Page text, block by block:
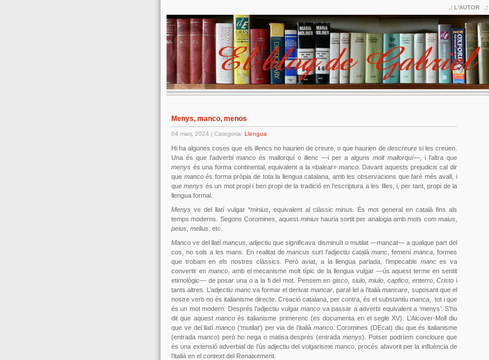
L'AUTOR
Menys, manco, menos
04 març 2024 | Categoria: Llengua
Hi ha algunes coses que els illencs no haurien de creure, o que haurien de descreuresi les creuen.
Una és que l’adverbi manco és mallorquí o illenc —i per a alguns molt mallorquí—, i l’altra que
menys és una forma continental, equivalent a la «balear» manco. Davant aquests prejudicis cal dir
que mancoés forma pròpia de tota la llengua catalana, amb les observacions que faré més avall, i
quemenys és un mot propi i ben propi de la tradició en l’escriptura a les Illes, i, per tant, propi de la
llengua formal.
Menys ve del llatí vulgar *minius , equivalent al clàssicminus
. És mot general en català fins als
temps moderns. Segons Coromines, aquest minius hauria sortit per analogia amb mots commaius
peius melius . etc.
Manco ve del llatímancus , adjectiu que significava disminuït o mutilat —mancat— a qualque part del
cos, no sols a les mans. En realitat demancus surt l’adjectiu catalàmanc , femenímanca , formes
que trobam en els nostres clàssics. Però aviat, a la llengua parlada, l’impecable mances va
convertir en manco, amb el mecanisme molt típic de la llengua vulgar —ús aquest terme en sentit
etimològic— de posar una oa la fi del mot. Pensem engisco siulo,miulo ,capfico enterro,Cristo i
tants altres. L’adjectiu mancva formar el derivat mancar, paral·lel a l’italiàmancare , suposant que el
nostre verb no és italianisme directe. Creació catalana, per contra, és el substantiu manca , tot i que
és un mot modern. Després l’adjectiu vulgarmanco va passar a adverbi equivalent a ‘menys’. S’ha
dit que aquest mancoés italianisme primerenc (es documenta en el segle XV). L’Alcover-Moll diu
que ve del llatí manco (‘mutilat’) per via de l’italià manco. Coromines (DEcat) diu que és italianisme
(entrada manco) però ho nega o matisa després (entradamenys). Potser podríem concloure que
és una extensió adverbial de l’ús adjectiu del vulgarisme manco , procés afavorit per la influència de
l’italià en el context del Renaixement.